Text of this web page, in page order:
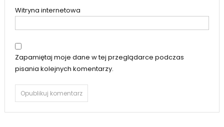
Witryna internetowa
Zapamiętaj moje dane w tej przeglądarce podczas
pisania kolejnych komentarzy.